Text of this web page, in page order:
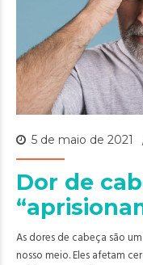
5 de maio de 2021
Dor de
As dores de cabeça são
nosso meio. Eles afetam